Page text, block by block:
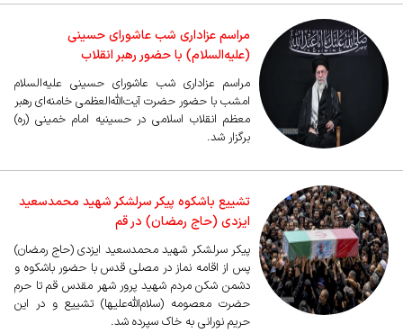
مراسم عزاداری شب عاشورای حسینی
(علیه‌السلام) با حضور رهبر انقلاب
مراسم عزاداری شب عاشورای حسینی‌ علیه‌السلام
امشب با حضور حضرت آیت‌الله‌العظمی خامنه‌ای رهبر
معظم انقلاب اسلامی در حسینیه امام خمینی (ره)
برگزار شد.
تشییع باشکوه پیکر سرلشکر شهید محمدسعید
ایزدی (حاج رمضان) در قم
پیکر سرلشکر شهید محمدسعید ایزدی (حاج رمضان)
پس از اقامه نماز در مصلی قدس با حضور باشکوه و
دشمن شکن مردم شهید پرور شهر مقدس قم تا حرم
حضرت معصومه (سلام‌الله‌علیها) تشییع و در این
حریم نورانی به خاک سپرده شد.